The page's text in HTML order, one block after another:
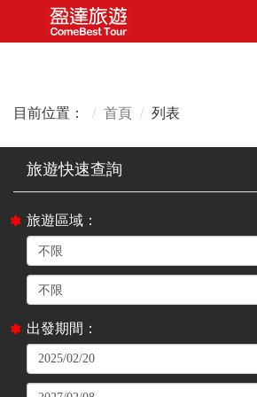
目前位置： 首頁 列表
旅遊區域：
出發期間：